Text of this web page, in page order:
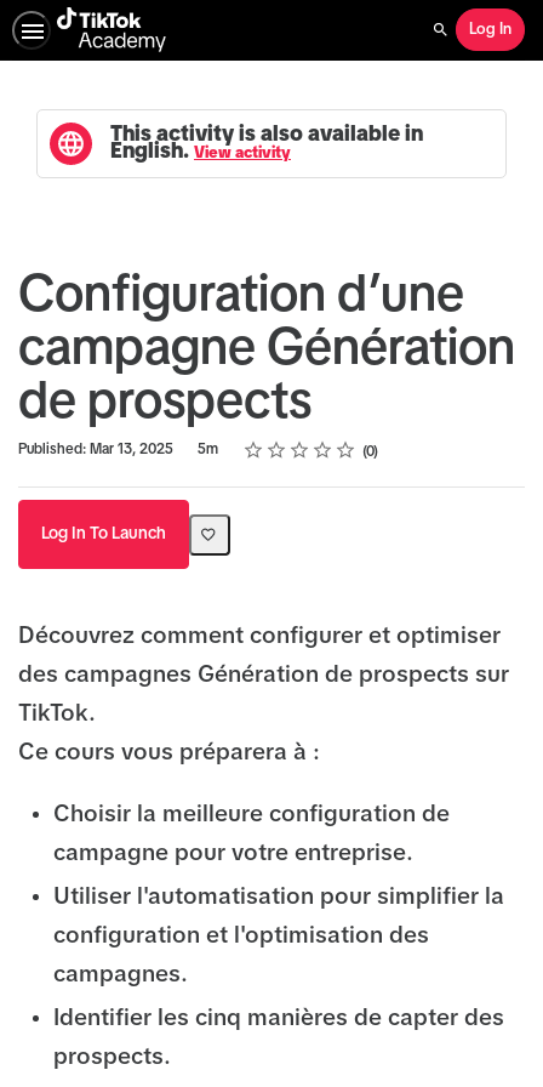
Search
Log In
This activity is also available in
English. View activity
Configuration d’une
campagne Génération
de prospects
Published: Mar 13, 2025
Duration 5m Rating
1 star
2 stars
3 stars
4 stars
5 stars
Average rating: 0 0
No reviews
Log In To Launch
Découvrez comment configurer et optimiser
des campagnes Génération de prospects sur
TikTok.
Ce cours vous préparera à :
Choisir la meilleure configuration de
campagne pour votre entreprise.
Utiliser l'automatisation pour simplifier la
configuration et l'optimisation des
campagnes.
Identifier les cinq manières de capter des
prospects.